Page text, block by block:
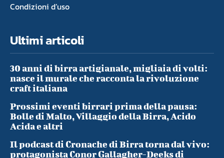
Condizioni d’uso
Ultimi articoli
30 anni di birra artigianale, migliaia di volti:
nasce il murale che racconta la rivoluzione
craft italiana
Prossimi eventi birrari prima della pausa:
Bolle di Malto, Villaggio della Birra, Acido
Acida e altri
Il podcast di Cronache di Birra torna dal vivo:
protagonista Conor Gallagher-Deeks di